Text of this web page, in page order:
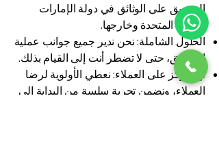
التصديق على الوثائق في دولة الإمارات
العربية المتحدة وخارجها.
الحلول الشاملة: نحن ندير جميع جوانب عملية
التصديق، حتى لا تضطر أنت إلى القيام بذلك.
نهج يركز على العملاء: نعطي الأولوية لرضا
العملاء، ونضمن تجربة سلسة من البداية إلى